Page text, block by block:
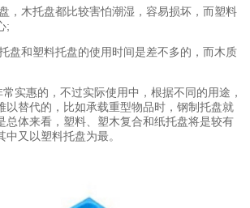
，木托盘都比较害怕潮湿，容易损坏，而塑料
;
盘和塑料托盘的使用时间是差不多的，而木质
实惠的，不过实际使用中，根据不同的用途，
以替代的，比如承载重型物品时，钢制托盘就
总体来看，塑料、塑木复合和纸托盘将是较有
又以塑料托盘为最。